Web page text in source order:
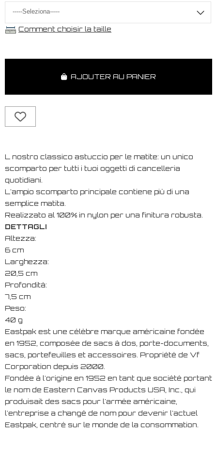
Comment choisir la taille
AJOUTER AU PANIER
L nostro classico astuccio per le matite: un unico
scomparto per tutti i tuoi oggetti di cancelleria
quotidiani.
L'ampio scomparto principale contiene più di una
semplice matita.
Realizzato al 100% in nylon per una finitura robusta.
DETTAGLI
Altezza:
6 cm
Larghezza:
20,5 cm
Profondità:
7,5 cm
Peso:
40 g
Eastpak est une célèbre marque américaine fondée
en 1952, composée de sacs à dos, porte-documents,
sacs, portefeuilles et accessoires. Propriété de Vf
Corporation depuis 2000.
Fondée à l'origine en 1952 en tant que société portant
le nom de Eastern Canvas Products USA, Inc., qui
produisait des sacs pour l'armée américaine,
l'entreprise a changé de nom pour devenir l'actuel
Eastpak, centré sur le monde de la consommation.